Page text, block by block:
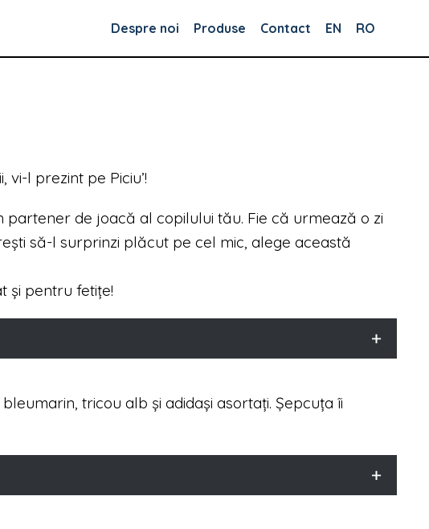
Despre noi Produse Contact EN RO
l prezint pe Piciu’!
partener de joacă al copilului tău. Fie că urmează o zi
să-l surprinzi plăcut pe cel mic, alege această
și pentru fetițe!
tricou alb și adidași asortați. Șepcuța îi